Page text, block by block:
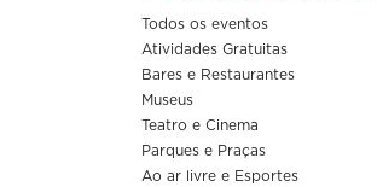
Todos os eventos
Atividades Gratuitas
Bares e Restaurantes
Museus
Teatro e Cinema
Parques e Praças
Ao ar livre e Esportes